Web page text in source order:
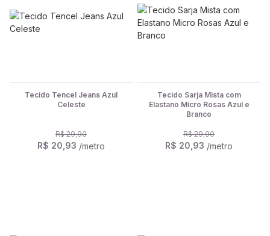
Tecido Tencel Jeans Azul
Celeste
R$ 29,90
R$ 20,93 /metro
Tecido Sarja Mista com
Elastano Micro Rosas Azul e
Branco
R$ 29,90
R$ 20,93 /metro